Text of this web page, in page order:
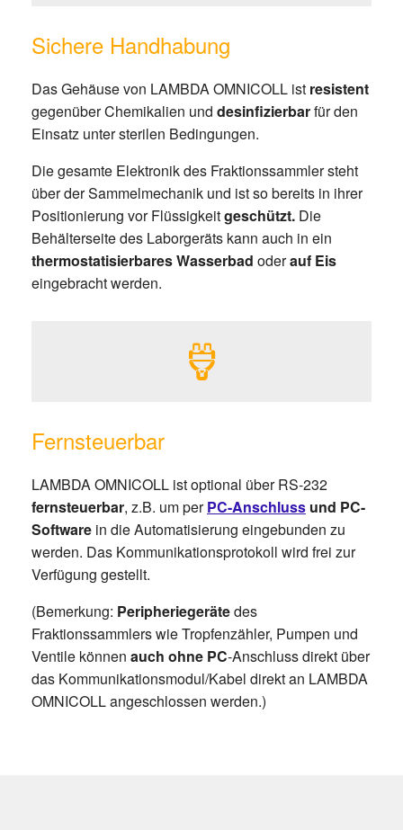
Sichere Handhabung
Das Gehäuse von LAMBDA OMNICOLL ist resistent
gegenüber Chemikalien und desinfizierbarfür den
Einsatz unter sterilen Bedingungen.
Die gesamte Elektronik des Fraktionssammler steht
über der Sammelmechanik und ist so bereits in ihrer
Positionierung vor Flüssigkeitgeschützt. Die
Behälterseite des Laborgeräts kann auch in ein
thermostatisierbares Wasserbad oderauf Eis
eingebracht werden.
Fernsteuerbar
LAMBDA OMNICOLL ist optional über RS-232
fernsteuerbar, z.B. um perPC-Anschluss und PC-
Software in die Automatisierung eingebunden zu
werden. Das Kommunikationsprotokoll wird frei zur
Verfügung gestellt.
(Bemerkung: Peripheriegerätedes
Fraktionssammlers wie Tropfenzähler, Pumpen und
Ventile können auch ohne PC-Anschluss direkt über
das Kommunikationsmodul/Kabel direkt an LAMBDA
OMNICOLL angeschlossen werden.)